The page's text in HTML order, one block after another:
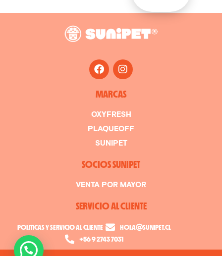
MARCAS
OXYFRESH
PLAQUEOFF
SUNIPET
SOCIOS SUNIPET
VENTA POR MAYOR
SERVICIO AL CLIENTE
POLITICAS Y SERVICIO AL CLIENTE
HOLA@SUNIPET.CL
+56 9 2743 7031